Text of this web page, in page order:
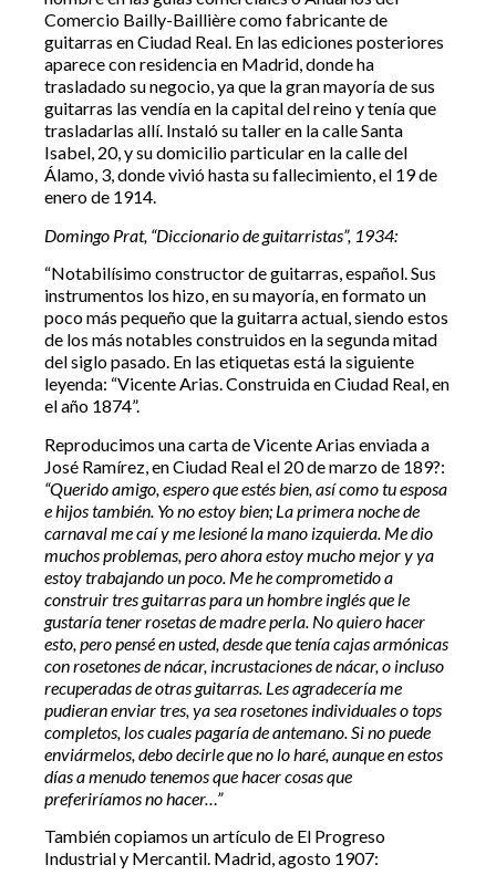
Comercio Bailly-Baillière como fabricante de
guitarras en Ciudad Real. En las ediciones posteriores
aparece con residencia en Madrid, donde ha
trasladado su negocio, ya que la gran mayoría de sus
guitarras las vendía en la capital del reino y tenía que
trasladarlas allí. Instaló su taller en la calle Santa
Isabel, 20, y su domicilio particular en la calle del
Álamo, 3, donde vivió hasta su fallecimiento, el 19 de
enero de 1914.
Domingo Prat, “Diccionario de guitarristas”, 1934:
“Notabilísimo constructor de guitarras, español. Sus
instrumentos los hizo, en su mayoría, en formato un
poco más pequeño que la guitarra actual, siendo estos
de los más notables construidos en la segunda mitad
del siglo pasado. En las etiquetas está la siguiente
leyenda: “Vicente Arias. Construida en Ciudad Real, en
el año 1874”.
Reproducimos una carta de Vicente Arias enviada a
José Ramírez, en Ciudad Real el 20 de marzo de 189?:
“Querido amigo, espero que estés bien, así como tu esposa
e hijos también. Yo no estoy bien; La primera noche de
carnaval me caí y me lesioné la mano izquierda. Me dio
muchos problemas, pero ahora estoy mucho mejor y ya
estoy trabajando un poco. Me he comprometido a
construir tres guitarras para un hombre inglés que le
gustaría tener rosetas de madre perla. No quiero hacer
esto, pero pensé en usted, desde que tenía cajas armónicas
con rosetones de nácar, incrustaciones de nácar, o incluso
recuperadas de otras guitarras. Les agradecería me
pudieran enviar tres, ya sea rosetones individuales o tops
completos, los cuales pagaría de antemano. Si no puede
enviármelos, debo decirle que no lo haré, aunque en estos
días a menudo tenemos que hacer cosas que
preferiríamos no hacer…”
También copiamos un artículo de El Progreso
Industrial y Mercantil. Madrid, agosto 1907: